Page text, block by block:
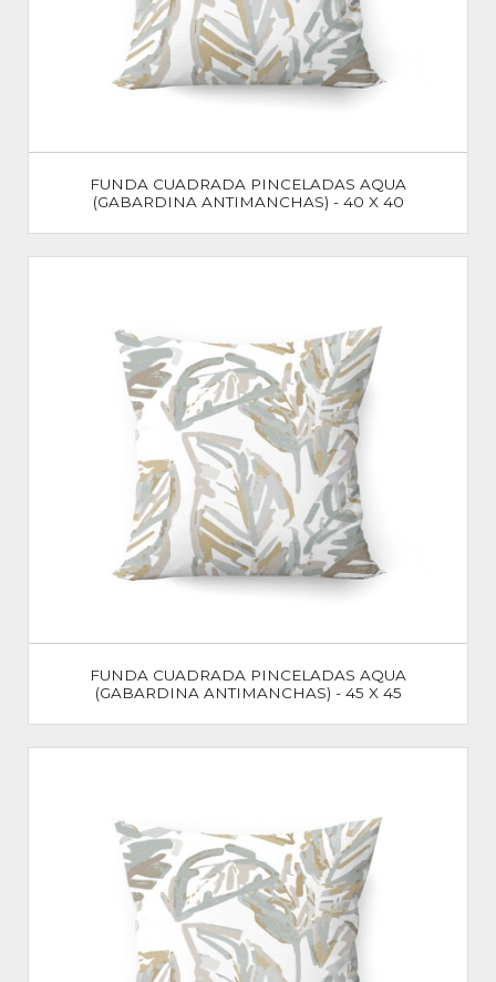
FUNDA CUADRADA PINCELADAS AQUA
(GABARDINA ANTIMANCHAS) - 40 X 40
FUNDA CUADRADA PINCELADAS AQUA
(GABARDINA ANTIMANCHAS) - 45 X 45